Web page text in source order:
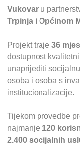
Vukovar u
Trpinja i Općinom
Projekt traje 36
dostupnost
unaprijediti
osoba i osoba s
institucionalizacije.
Tijekom provedbe
najmanje 120
2.400 socijalnih